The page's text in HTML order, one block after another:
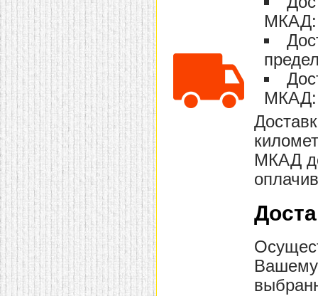
домашнем использовании.
Эта мебель имеет
некоторые преимущества
перед той же стенкой для
гостиной, к примеру,
поскольку она более
легкая и не загромождает
пространство. В спальне
этот предмет можно
поставить у изголовья
кровати, чтобы заполнить
пустующее там
место. Также стеллажи
очень часто используют в
качестве разграничителей
комнаты, например, на
рабочую зону и
пространство для отдыха.
Особенно это актуально
для однокомнатных
квартир.
МКАД:
МКАД:
МКАД
Вашему